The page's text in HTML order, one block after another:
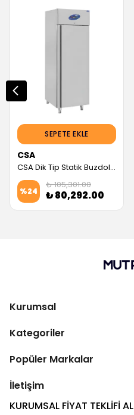
SEPETE EKLE
CSA
CSA Dik Tip Statik Buzdolabı, 700 L, 304 Kalite (CS.DBNK.700.ST) (Servis Garantili)
%24
₺ 105,301.00
₺ 80,292.00
Kurumsal
Kategoriler
Popüler Markalar
İletişim
KURUMSAL FİYAT TEKLİFİ AL